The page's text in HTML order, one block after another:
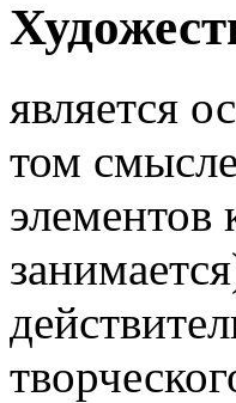
является
том
элементов